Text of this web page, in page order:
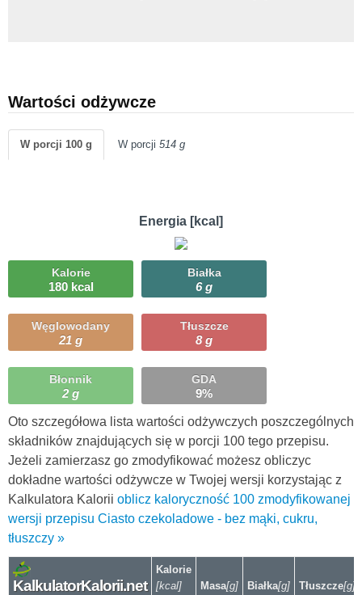
Wartości odżywcze
W porcji 100 g W porcji 514 g
Energia [kcal]
Kalorie
180 kcal
Białka
6 g
Węglowodany
21 g
Tłuszcze
8 g
Błonnik
2 g
GDA
9%
Oto szczegółowa lista wartości odżywczych poszczególnych
składników znajdujących się w porcji 100 tego przepisu.
Jeżeli zamierzasz go zmodyfikować możesz obliczyc
dokładne wartości odżywcze w Twojej wersji korzystając z
Kalkulatora Kalorii oblicz kaloryczność 100 zmodyfikowanej
wersji przepisu Ciasto czekoladowe - bez mąki, cukru,
tłuszczy »
KalkulatorKalorii.net
Kalorie
[kcal]
Masa[g] Białka[g] Tłuszcze[g]